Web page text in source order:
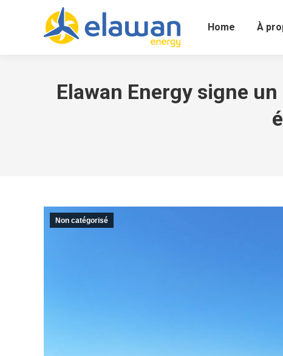
Home À
Elawan Energy signe
Non catégorisé